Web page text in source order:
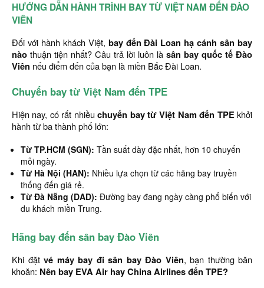
HƯỚNG DẪN HÀNH TRÌNH BAY TỪ VIỆT NAM ĐẾN ĐÀO
VIÊN
Đối với hành khách Việt, bay đến Đài Loan hạ cánh sân bay
nào thuận tiện nhất? Câu trả lời luôn là sân bay quốc tế Đào
Viên nếu điểm đến của bạn là miền Bắc Đài Loan.
Chuyến bay từ Việt Nam đến TPE
Hiện nay, có rất nhiềuchuyến bay từ Việt Nam đến TPEkhởi
hành từ ba thành phố lớn:
Từ TP.HCM (SGN): Tần suất dày đặc nhất, hơn 10 chuyến
mỗi ngày.
Từ Hà Nội (HAN): Nhiều lựa chọn từ các hãng bay truyền
thống đến giá rẻ.
Từ Đà Nẵng (DAD): Đường bay đang ngày càng phổ biến với
du khách miền Trung.
Hãng bay đến sân bay Đào Viên
Khi đặt vé máy bay đi sân bay Đào Viên, bạn thường băn
khoăn: Nên bay EVA Air hay China Airlines đến TPE?